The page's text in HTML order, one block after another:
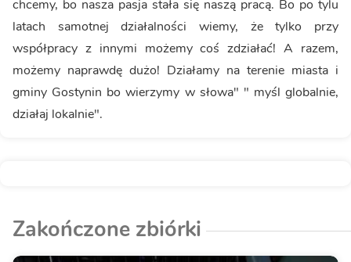
chcemy, bo nasza pasja stała się naszą pracą. Bo po tylu
latach samotnej działalności wiemy, że tylko przy
współpracy z innymi możemy coś zdziałać! A razem,
możemy naprawdę dużo! Działamy na terenie miasta i
gminy Gostynin bo wierzymy w słowa" " myśl globalnie,
działaj lokalnie".
Zakończone zbiórki